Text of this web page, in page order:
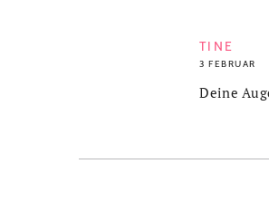
TINE
3 FEBRUAR
Deine